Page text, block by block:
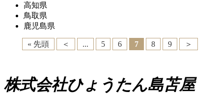
高知県
鳥取県
鹿児島県
« 先頭 ＜ ... 5 6 7 8 9 ＞
株式会社ひょうたん島苫屋